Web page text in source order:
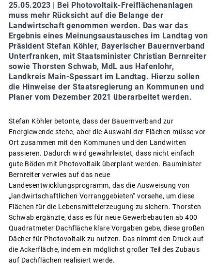
25.05.2023 |
Bei Photovoltaik-Freiflächenanlagen
muss mehr Rücksicht auf die Belange der
Landwirtschaft genommen werden. Das war das
Ergebnis eines Meinungsaustausches im Landtag von
Präsident Stefan Köhler, Bayerischer Bauernverband
Unterfranken, mit Staatsminister Christian Bernreiter
sowie Thorsten Schwab, MdL aus Hafenlohr,
Landkreis Main-Spessart im Landtag. Hierzu sollen
die Hinweise der Staatsregierung an Kommunen und
Planer vom Dezember 2021 überarbeitet werden.
Stefan Köhler betonte, dass der Bauernverband zur
Energiewende stehe, aber die Auswahl der Flächen müsse vor
Ort zusammen mit den Kommunen und den Landwirten
passieren. Dadurch wird gewährleistet, dass nicht einfach
gute Böden mit Photovoltaik überplant werden. Bauminister
Bernreiter verwies auf das neue
Landesentwicklungsprogramm, das die Ausweisung von
„landwirtschaftlichen Vorranggebieten“ vorsehe, um diese
Flächen für die Lebensmittelerzeugung zu sichern. Thorsten
Schwab ergänzte, dass es für neue Gewerbebauten ab 400
Quadratmeter Dachfläche klare Vorgaben gebe, diese großen
Dächer für Photovoltaik zu nutzen. Das nimmt den Druck auf
die Ackerfläche, indem ein möglichst großer Teil des Zubaus
auf Dachflächen realisiert werde.